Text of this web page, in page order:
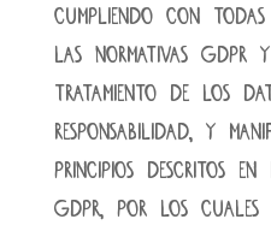
cumpliendo con
las normativas GDPR
tratamiento de los
responsabilidad, y
principios descritos
GDPR, por los